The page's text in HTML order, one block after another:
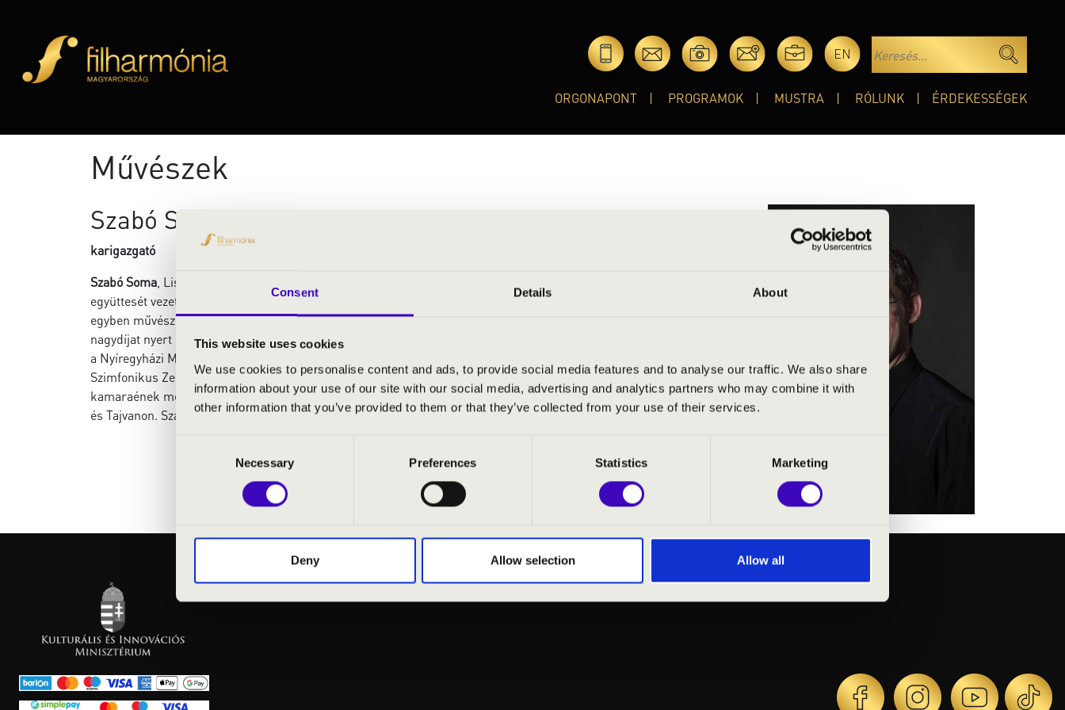
Consent Details About
This website uses cookies
We use cookies to personalise content and ads, to provide social media features and to analyse our traffic. We also share
information about your use of our site with our social media, advertising and analytics partners who may combine it with
other information that you’ve provided to them or that they’ve collected from your use of their services.
Necessary Preferences Statistics Marketing
Deny Allow selection Allow all
EN
ORGONAPONT PROGRAMOK MUSTRA RÓLUNK ÉRDEKESSÉGEK
Művészek
Szabó Soma
karigazgató
Szabó Soma , Liszt-díjas karnagy a Nyíregyházi Cantemus Kórus művészeti vezetőjeként a kórusintézmény három
együttesét vezeti: A Cantemus Vegyeskart, a Cantemus Ifjúsági Vegyeskart és a Cantemus Fiúkórust. Alapító tagja és
egyben művészeti vezetője a Banchieri Énekegyüttesnek. Az elmúlt 30 évben ezekkel a kórusokkal számos első díjat és
nagydíjat nyert nemzetközi kórusversenyeken (Tolosa, Gorizia, Cantonigros, Budapest, Debrecen). Zenetörténetet tanít
a Nyíregyházi Művészeti Szakközépiskolában, valamint a Nyíregyházi Egyetemen, vezető karmestere a Szabolcsi
Szimfonikus Zenekarnak. Gyakran hívják nemzetközi kórusversenyek zsűrijébe. Évről évre tart karnagyi vagy
kamaraének mesterkurzusokat, Kodály workshopokat Európa-szerte, valamint az USA-ban, Japánban, Hongkongban
és Tajvanon. Szakmai eredményeit Prima Díjjal, Artisjus-díjjal, Katona Béla-díjjal és Liszt Ferenc-díjjal ismerték el.